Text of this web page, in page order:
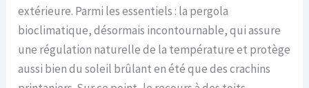
extérieure. Parmi les essentiels : la pergola
bioclimatique, désormais incontournable, qui assure
une régulation naturelle de la température et protège
aussi bien du soleil brûlant en été que des crachins